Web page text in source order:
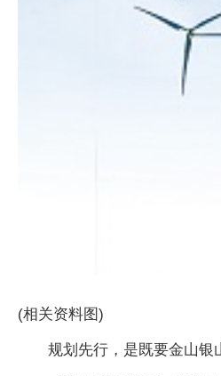
(相关资料图)
规划先行，是既要金山银